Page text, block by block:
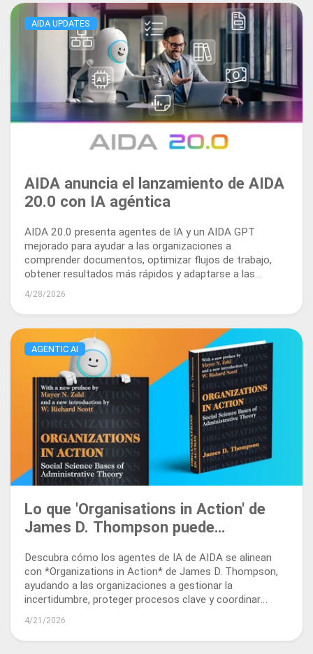
AIDA UPDATES
AIDA anuncia el lanzamiento de AIDA
20.0 con IA agéntica
AIDA 20.0 presenta agentes de IA y un AIDA GPT
mejorado para ayudar a las organizaciones a
comprender documentos, optimizar flujos de trabajo,
obtener resultados más rápidos y adaptarse a las
necesidades empresariales en evolución.
4/28/2026
AGENTIC AI
Lo que 'Organisations in Action' de
James D. Thompson puede
en los flujos de trabajo documentales
Descubra cómo los agentes de IA de AIDA se alinean
con *Organizations in Action* de James D. Thompson,
ayudando a las organizaciones a gestionar la
incertidumbre, proteger procesos clave y coordinar
4/21/2026